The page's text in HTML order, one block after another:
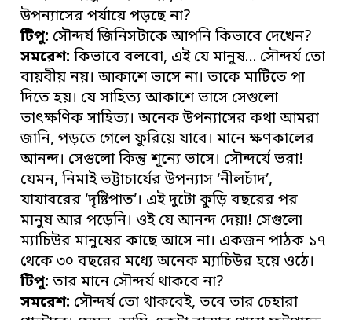
উপন্যাসের পর্যায়ে পড়ছে না?
টিপু: সৌন্দর্য জিনিসটাকে আপনি কিভাবে দেখেন?
সমরেশ: কিভাবে বলবো, এই যে মানুষ… সৌন্দর্য তো
বায়বীয় নয়। আকাশে ভাসে না। তাকে মাটিতে পা
দিতে হয়। যে সাহিত্য আকাশে ভাসে সেগুলো
তাৎক্ষণিক সাহিত্য। অনেক উপন্যাসের কথা আমরা
জানি, পড়তে গেলে ফুরিয়ে যাবে। মানে ক্ষণকালের
আনন্দ। সেগুলো কিন্তু শূন্যে ভাসে। সৌন্দর্যে ভরা!
যেমন, নিমাই ভট্টাচার্যের উপন্যাস ‘নীলচাঁদ’,
যাযাবরের ‘দৃষ্টিপাত’। এই দুটো কুড়ি বছরের পর
মানুষ আর পড়েনি। ওই যে আনন্দ দেয়া! সেগুলো
ম্যাচিউর মানুষের কাছে আসে না। একজন পাঠক ১৭
থেকে ৩০ বছরের মধ্যে অনেক ম্যাচিউর হয়ে ওঠে।
টিপু: তার মানে সৌন্দর্য থাকবে না?
সমরেশ: সৌন্দর্য তো থাকবেই, তবে তার চেহারা